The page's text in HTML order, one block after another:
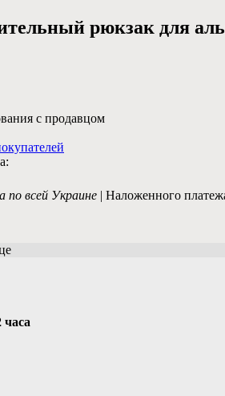
рюкзак для
с продавцом
всей Украине | Наложенного
часа